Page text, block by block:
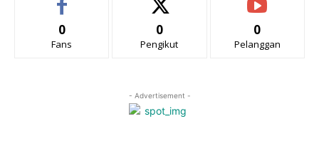
0
Fans
0
Pengikut
0
Pelanggan
- Advertisement -